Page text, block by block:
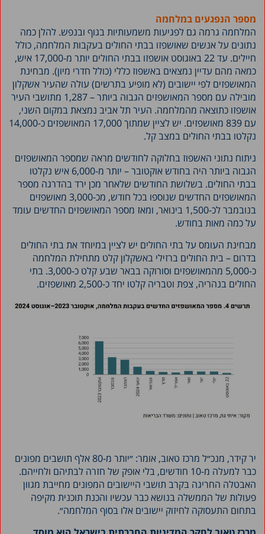
מספר הנפגעים במלחמה
המלחמה גרמה גם לפגיעות משמעותיות בגוף ובנפש. להלן כמה
נתונים על אנשים שאושפזו בבתי החולים בעקבות המלחמה, כולל
חיילים. עד 22 באוגוסט אושפזו בבתי החולים יותר מ-17,000 איש,
כמאה מהם עדיין נמצאים באשפוז כללי (כולל חדרי מיון). מבחינת
המאושפזים לפי יישובים (לא מופיע בתרשים) עולה שהעיר אשקלון
מובילה עם מספר המאושפזים הגבוה ביותר – 1,287 מתושבי העיר
אושפזו כתוצאה מהמלחמה. העיר תל אביב נמצאת במקום השני,
עם 839 מאושפזים. יש לציין שמתוך 17,000 המאושפזים כ-14,000
נקלטו בבתי החולים במצב קל.
ניתוח נתוני האשפוז בחלוקה לחודשים מראה שמספר המאושפזים
הגבוה ביותר היה בחודש אוקטובר – יותר מ-6,000 איש נקלטו
בבתי החולים. בשלושת החודשים שלאחר מכן ירד בהדרגה מספר
המאושפזים החדשים שנוספו בכל חודש, מכ-3,000 מאושפזים
בנובמבר לכ-1,500 בינואר, ומאז מספר המאושפזים החדשים עומד
על כמה מאות בחודש.
מבחינת העומס על בתי החולים יש לציין במיוחד את בתי החולים
בדרום – בית החולים ברזילי באשקלון קלט מתחילת המלחמה
כ-5,000 מהמאושפזים וסורוקה בבאר שבע קלט כ-3,000. בתי
החולים בנהריה, צפת וטבריה קלטו יחד כ-2,500 מאושפזים.
יר קידר, מנכ״ל מרכז טאוב, אומר: ״יותר מ-80 אלף תושבים מפונים
כבר למעלה מ-10 חודשים, בלי אופק של חזרה לבתיהם ולחייהם.
האבטלה החריגה בקרב תושבי היישובים המפונים מחייבת מגוון
פעולות של הממשלה בנושא כבר עכשיו והכנת תוכנית מקיפה
בתחום התעסוקה לחיזוק יישובים אלו בסוף המלחמה״.